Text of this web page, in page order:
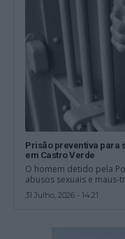
Prisão preventiva para
em Castro Verde
O homem detido pela
abusos sexuais e maus-
31 Julho, 2026 - 14:21